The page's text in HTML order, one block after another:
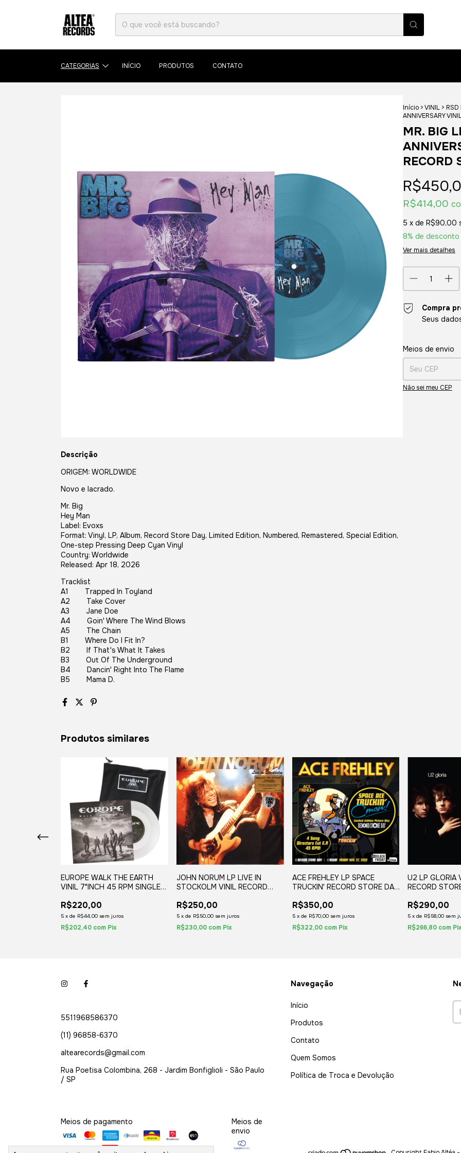
CATEGORIAS INÍCIO PRODUTOS CONTATO
Início >VINIL > RSD
ANNIVERSARY
MR. BIG
RECORD
R$414,00
5 x de R$90,00
8% de desconto
Ver mais detalhes
Compra
Seus
Entregas para o CEP:
Meios de envio
Não sei meu CEP
Descrição
ORIGEM: WORLDWIDE
Novo e lacrado.
Mr. Big
Hey Man
Label: Evoxs
Format: Vinyl, LP, Album, Record Store Day, Limited Edition, Numbered, Remastered, Special Edition,
One-step Pressing Deep Cyan Vinyl
Country: Worldwide
Released: Apr 18, 2026
Tracklist
A1 Trapped In Toyland
A2 Take Cover
A3 Jane Doe
A4 Goin' Where The Wind Blows
A5 The Chain
B1 Where Do I Fit In?
B2 If That's What It Takes
B3 Out Of The Underground
B4 Dancin' Right Into The Flame
B5 Mama D.
Produtos similares
EUROPE WALK THE EARTH
VINIL 7"INCH 45 RPM SINGLE
R$220,00
5 x de R$44,00 sem juros
R$202,40 com Pix
JOHN NORUM LP LIVE IN
STOCKOLM VINIL RECORD
R$250,00
5 x de R$50,00 sem juros
R$230,00 com Pix
ACE FREHLEY LP SPACE
TRUCKIN' RECORD STORE DAY
R$350,00
5 x de R$70,00 sem juros
R$322,00 com Pix
U2 LP GLORIA
RECORD
R$290,00
5 xde R$58,00 sem
R$266,80 com
5511968586370
(11) 96858-6370
altearecords@gmail.com
Rua Poetisa Colombina, 268 - Jardim Bonfiglioli - São Paulo
/ SP
Navegação
Início
Produtos
Contato
Quem Somos
Política de Troca e Devolução
Meios de pagamento
Meios de
envio